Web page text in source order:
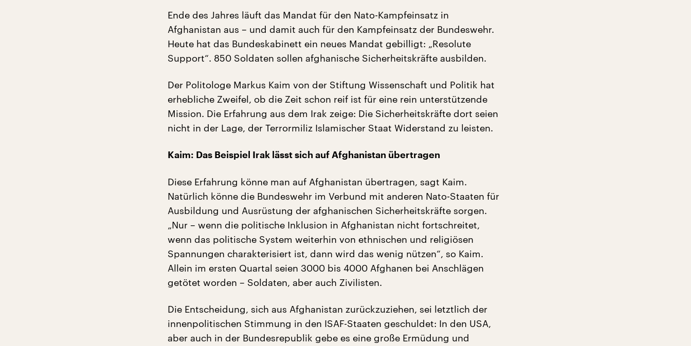
Ende des Jahres läuft das Mandat für den Nato-Kampfeinsatz in
Afghanistan aus – und damit auch für den Kampfeinsatz der Bundeswehr.
Heute hat das Bundeskabinett ein neues Mandat gebilligt: „Resolute
Support“. 850 Soldaten sollen afghanische Sicherheitskräfte ausbilden.
Der Politologe Markus Kaim von der Stiftung Wissenschaft und Politik hat
erhebliche Zweifel, ob die Zeit schon reif ist für eine rein unterstützende
Mission. Die Erfahrung aus dem Irak zeige: Die Sicherheitskräfte dort seien
nicht in der Lage, der Terrormiliz Islamischer Staat Widerstand zu leisten.
Kaim: Das Beispiel Irak lässt sich auf Afghanistan übertragen
Diese Erfahrung könne man auf Afghanistan übertragen, sagt Kaim.
Natürlich könne die Bundeswehr im Verbund mit anderen Nato-Staaten für
Ausbildung und Ausrüstung der afghanischen Sicherheitskräfte sorgen.
„Nur – wenn die politische Inklusion in Afghanistan nicht fortschreitet,
wenn das politische System weiterhin von ethnischen und religiösen
Spannungen charakterisiert ist, dann wird das wenig nützen“, so Kaim.
Allein im ersten Quartal seien 3000 bis 4000 Afghanen bei Anschlägen
getötet worden – Soldaten, aber auch Zivilisten.
Die Entscheidung, sich aus Afghanistan zurückzuziehen, sei letztlich der
innenpolitischen Stimmung in den ISAF-Staaten geschuldet: In den USA,
aber auch in der Bundesrepublik gebe es eine große Ermüdung und